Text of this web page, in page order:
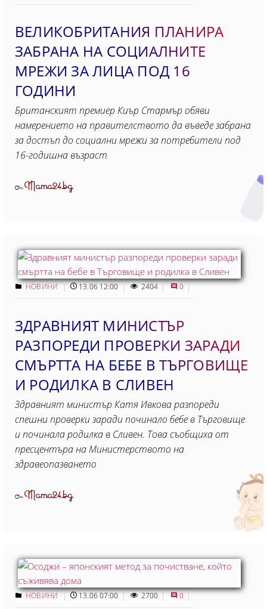
ВЕЛИКОБРИТАНИЯ ПЛАНИРА
ЗАБРАНА НА СОЦИАЛНИТЕ
МРЕЖИ ЗА ЛИЦА ПОД 16
ГОДИНИ
Британският премиер Киър Стармър обяви
намерението на правителството да въведе забрана
за достъп до социални мрежи за потребители под
16-годишна възраст
ОтMama24.bg
НОВИНИ 13.06 12:00 2404 0
ЗДРАВНИЯТ МИНИСТЪР
РАЗПОРЕДИ ПРОВЕРКИ ЗАРАДИ
СМЪРТТА НА БЕБЕ В ТЪРГОВИЩЕ
И РОДИЛКА В СЛИВЕН
Здравният министър Катя Ивкова разпореди
спешни проверки заради починало бебе в Търговище
и починала родилка в Сливен. Това съобщиха от
пресцентъра на Министерството на
здравеопазването
ОтMama24.bg
НОВИНИ 13.06 07:00 2700 0